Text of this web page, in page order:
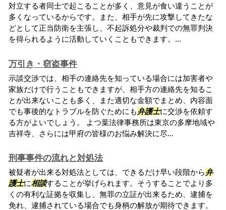
対立する者同士で起こることが多く、意見が食い違うことが
多くなっているからです。また、相手が先に攻撃してきたな
どとして正当防衛を主張し、不起訴処分や裁判での無罪判決
を得られるように活動していくこともできます。...
万引き・窃盗事件
示談交渉では、相手の連絡先を知っている場合には加害者や
家族だけで行うこともできますが、相手方の連絡先を知るこ
とが出来ないことも多く、また適切な金額でまとめ、内容面
でも事後的なトラブルを防ぐためにも弁護士に交渉を依頼す
る方がよいでしょう。 よつ葉法律事務所は東京の多摩地域や
吉祥寺、さらには甲府の皆様のお悩み解決に尽...
刑事事件の流れと対処法
被疑者が出来る対処法としては、できるだけ早い段階から弁
護士に相談することが挙げられます。そうすることでより多
くの有利な証拠を収集し、無罪の立証が出来るため、逮捕を
免れ、逮捕されている場合でも身柄の解放が期待できます。